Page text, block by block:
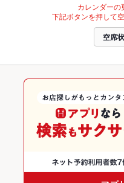
カレンダーの
下記ボタンを押して
空席